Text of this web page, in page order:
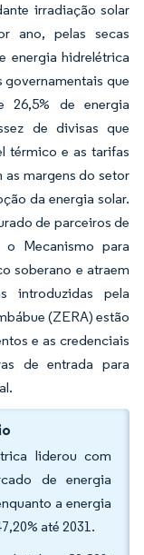
irradiação solar
ano, pelas secas
energia hidrelétrica
governamentais que
26,5% de energia
de divisas que
térmico e as tarifas
margens do setor
da energia solar.
de parceiros de
Mecanismo para
soberano e atraem
introduzidas pela
(ZERA) estão
e as credenciais
de entrada para
liderou com
de energia
a energia
até 2031.